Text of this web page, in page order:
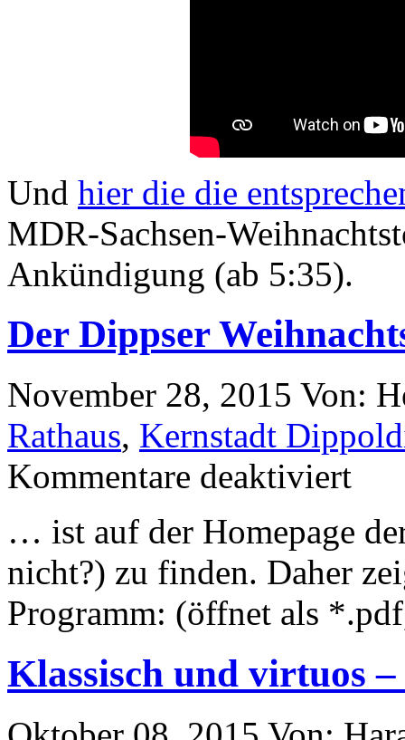
Und hier die die
MDR-Sachsen-
Ankündigung (ab 5:35).
Der Dippser
November 28, 2015 Von:
Rathaus, Kernstadt
Kommentare deaktiviert
… ist auf der Homepage
nicht?) zu finden. Daher
Programm: (öffnet als
Klassisch und virtuos